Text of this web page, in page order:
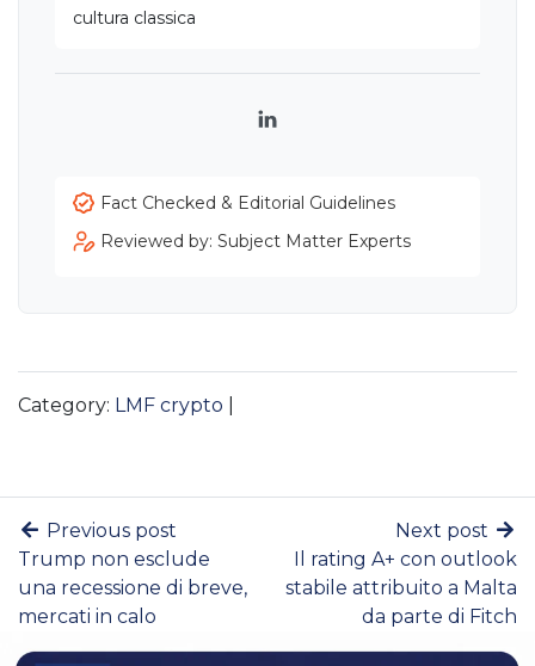
cultura classica
LinkedIn
Fact Checked & Editorial Guidelines
Reviewed by: Subject Matter Experts
Category: LMF crypto
Previous post
Trump non esclude
una recessione di breve,
mercati in calo
Next post
Il rating A+ con outlook
stabile attribuito a Malta
da parte di Fitch